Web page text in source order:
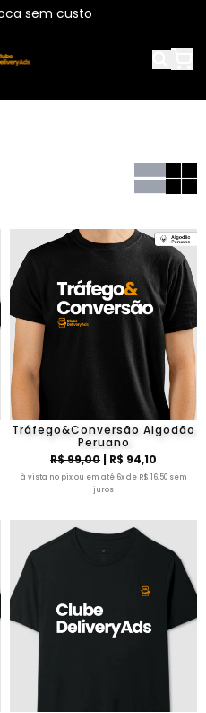
sem custo
Tráfego&Conversão Algodão
Peruano
R$ 99,00| R$ 94,10
à vista no pix ou em até 6x de R$ 16,50 sem
juros